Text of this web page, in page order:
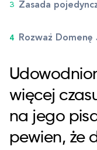
Zasada
Rozważ
więcej
na jego
pewien, że